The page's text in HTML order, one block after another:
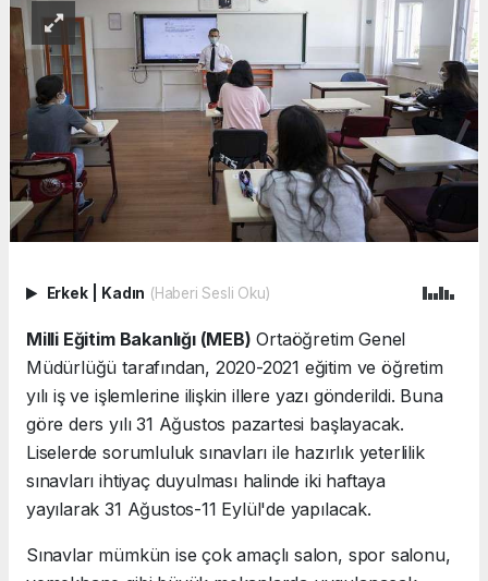
Erkek Kadın (Haberi Sesli Oku)
Milli Eğitim Bakanlığı (MEB) Ortaöğretim Genel
Müdürlüğü tarafından, 2020-2021 eğitim ve öğretim
yılı iş ve işlemlerine ilişkin illere yazı gönderildi. Buna
göre ders yılı 31 Ağustos pazartesi başlayacak.
Liselerde sorumluluk sınavları ile hazırlık yeterlilik
sınavları ihtiyaç duyulması halinde iki haftaya
yayılarak 31 Ağustos-11 Eylül'de yapılacak.
Sınavlar mümkün ise çok amaçlı salon, spor salonu,